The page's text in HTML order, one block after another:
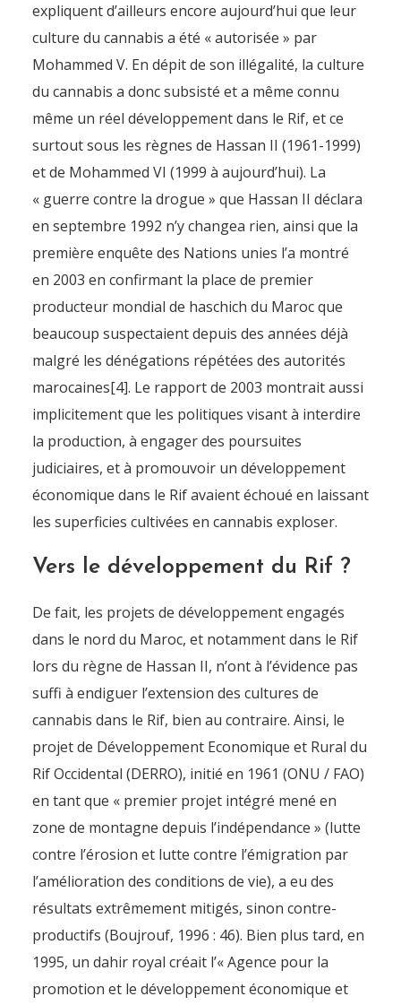
expliquent d’ailleurs encore aujourd’hui que leur
culture du cannabis a été « autorisée » par
Mohammed V. En dépit de son illégalité, la culture
du cannabis a donc subsisté et a même connu
même un réel développement dans le Rif, et ce
surtout sous les règnes de Hassan II (1961-1999)
et de Mohammed VI (1999 à aujourd’hui). La
« guerre contre la drogue » que Hassan II déclara
en septembre 1992 n’y changea rien, ainsi que la
première enquête des Nations unies l’a montré
en 2003 en confirmant la place de premier
producteur mondial de haschich du Maroc que
beaucoup suspectaient depuis des années déjà
malgré les dénégations répétées des autorités
marocaines[4]. Le rapport de 2003 montrait aussi
implicitement que les politiques visant à interdire
la production, à engager des poursuites
judiciaires, et à promouvoir un développement
économique dans le Rif avaient échoué en laissant
les superficies cultivées en cannabis exploser.
Vers le développement du Rif ?
De fait, les projets de développement engagés
dans le nord du Maroc, et notamment dans le Rif
lors du règne de Hassan II, n’ont à l’évidence pas
suffi à endiguer l’extension des cultures de
cannabis dans le Rif, bien au contraire. Ainsi, le
projet de Développement Economique et Rural du
Rif Occidental (DERRO), initié en 1961 (ONU / FAO)
en tant que « premier projet intégré mené en
zone de montagne depuis l’indépendance » (lutte
contre l’érosion et lutte contre l’émigration par
l’amélioration des conditions de vie), a eu des
résultats extrêmement mitigés, sinon contre-
productifs (Boujrouf, 1996 : 46). Bien plus tard, en
1995, un dahir royal créait l’« Agence pour la
promotion et le développement économique et